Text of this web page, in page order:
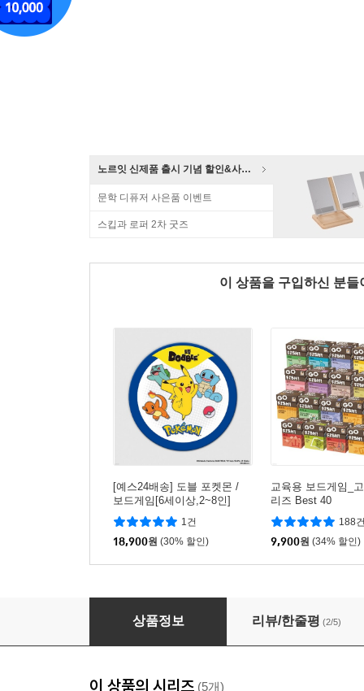
노르잇 신제품 출시 기념 할인&사은품 증정!
문학 디퓨저 사은품 이벤트
스킵과 로퍼 2차 굿즈
이 상품을 구입하신 분
[예스24배송] 도블 포켓몬 /
보드게임[6세이상,2~8인]
1건
18,900원 (30% 할인)
교육용 보드게임_
리즈 Best 40
188
9,900원 (34% 할인)
[예스24배송] 우봉고 미니 포켓몬 / 보드게임[만
상품정보 리뷰/한줄평 (2/5)
이 상품의 시리즈 (5개)